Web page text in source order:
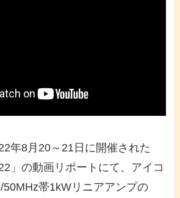
年8月20～21日に開催された
」の動画リポートにて、アイコ
50MHz帯1kWリニアアンプの